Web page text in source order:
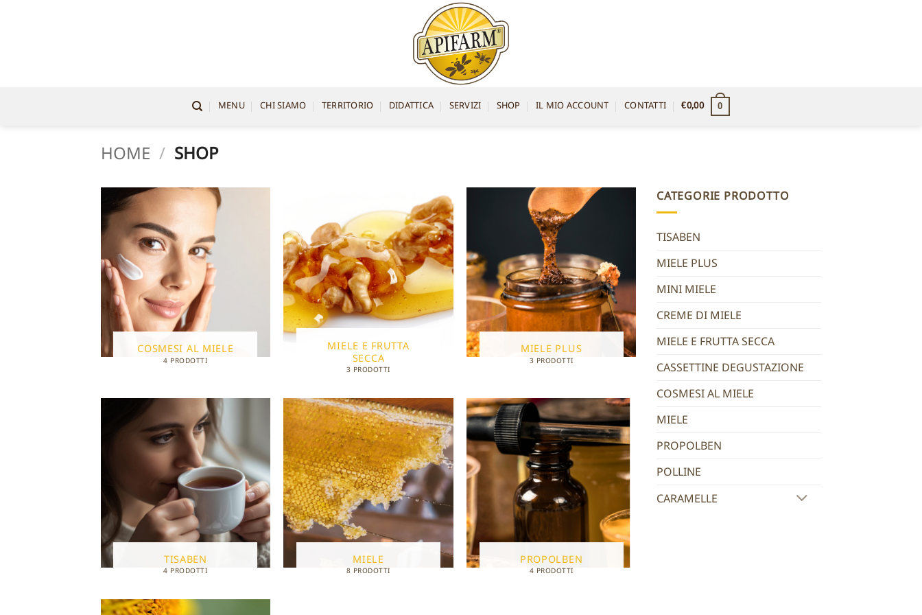
MENU CHI SIAMO TERRITORIO DIDATTICA SERVIZI SHOP IL MIO ACCOUNT CONTATTI €0,00 0
HOME / SHOP
COSMESI AL MIELE
4 PRODOTTI
MIELE E FRUTTA
SECCA
3 PRODOTTI
MIELE PLUS
3 PRODOTTI
TISABEN
4 PRODOTTI
MIELE
8 PRODOTTI
PROPOLBEN
4 PRODOTTI
CATEGORIE PRODOTTO
TISABEN
MIELE PLUS
MINI MIELE
CREME DI MIELE
MIELE E FRUTTA SECCA
CASSETTINE DEGUSTAZIONE
COSMESI AL MIELE
MIELE
PROPOLBEN
POLLINE
CARAMELLE